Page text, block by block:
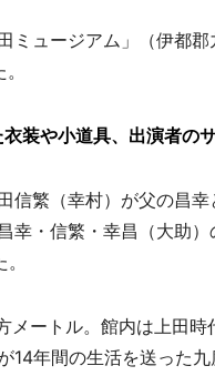
ミュージアム」（伊都郡
装や小道具、出演者の
信繁（幸村）が父の昌
幸・信繁・幸昌（大助
ートル。館内は上田時
14年間の生活を送った